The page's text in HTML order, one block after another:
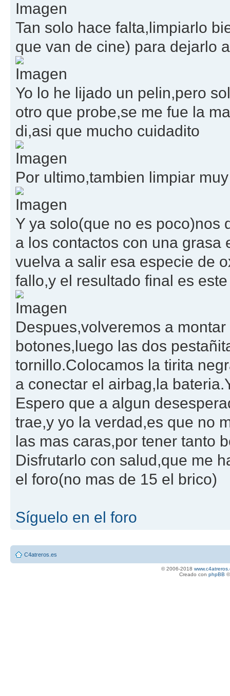
Tan solo hace falta,limpiarlo
que van de cine) para dejarlo
Yo lo he lijado un pelin,pero
otro que probe,se me fue la
di,asi que mucho cuidadito
Por ultimo,tambien limpiar
Y ya solo(que no es poco)nos
a los contactos con una
vuelva a salir esa especie de
fallo,y el resultado final es este
Despues,volveremos a
botones,luego las dos
tornillo.Colocamos la tirita
a conectar el airbag,la
Espero que a algun
trae,y yo la verdad,es que no
las mas caras,por tener tanto
Disfrutarlo con salud,que me
el foro(no mas de 15 el brico)
Síguelo en el foro
C4atreros.es
© 2006-2018
Creado con phpBB